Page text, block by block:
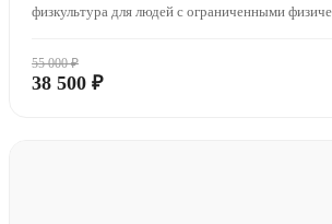
физкультура для людей с ограниченными
55 000 ₽
38 500 ₽